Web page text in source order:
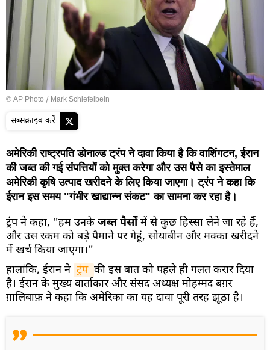
© AP Photo / Mark Schiefelbein
सब्सक्राइब करें
अमेरिकी राष्ट्रपति डोनाल्ड ट्रंप ने दावा किया है कि वाशिंगटन, ईरान
की जब्त की गई संपत्तियों को मुक्त करेगा और उस पैसे का इस्तेमाल
अमेरिकी कृषि उत्पाद खरीदने के लिए किया जाएगा। ट्रंप ने कहा कि
ईरान इस समय "गंभीर खाद्यान्न संकट" का सामना कर रहा है।
ट्रंप ने कहा, "हम उनके जब्त पैसोंमें से कुछ हिस्सा लेने जा रहे हैं,
और उस रकम को बड़े पैमाने पर गेहूं, सोयाबीन और मक्का खरीदने
में खर्च किया जाएगा।"
हालांकि, ईरान ने ट्रंप की इस बात को पहले ही गलत करार दिया
है। ईरान के मुख्य वार्ताकार और संसद अध्यक्ष मोहम्मद बग़र
ग़ालिबाफ़ ने कहा कि अमेरिका का यह दावा पूरी तरह झूठा है।